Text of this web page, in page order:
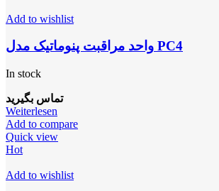
Add to wishlist
واحد مراقبت پنوماتیک مدل PC4
In stock
تماس بگیرید
Weiterlesen
Add to compare
Quick view
Hot
Add to wishlist